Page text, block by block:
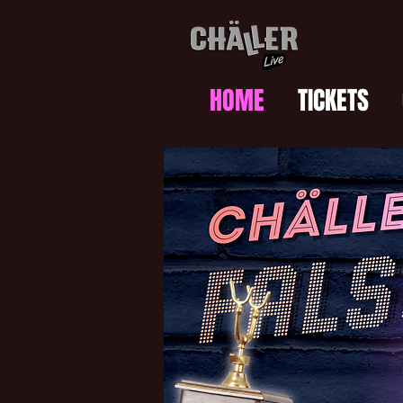
HOME TICKETS